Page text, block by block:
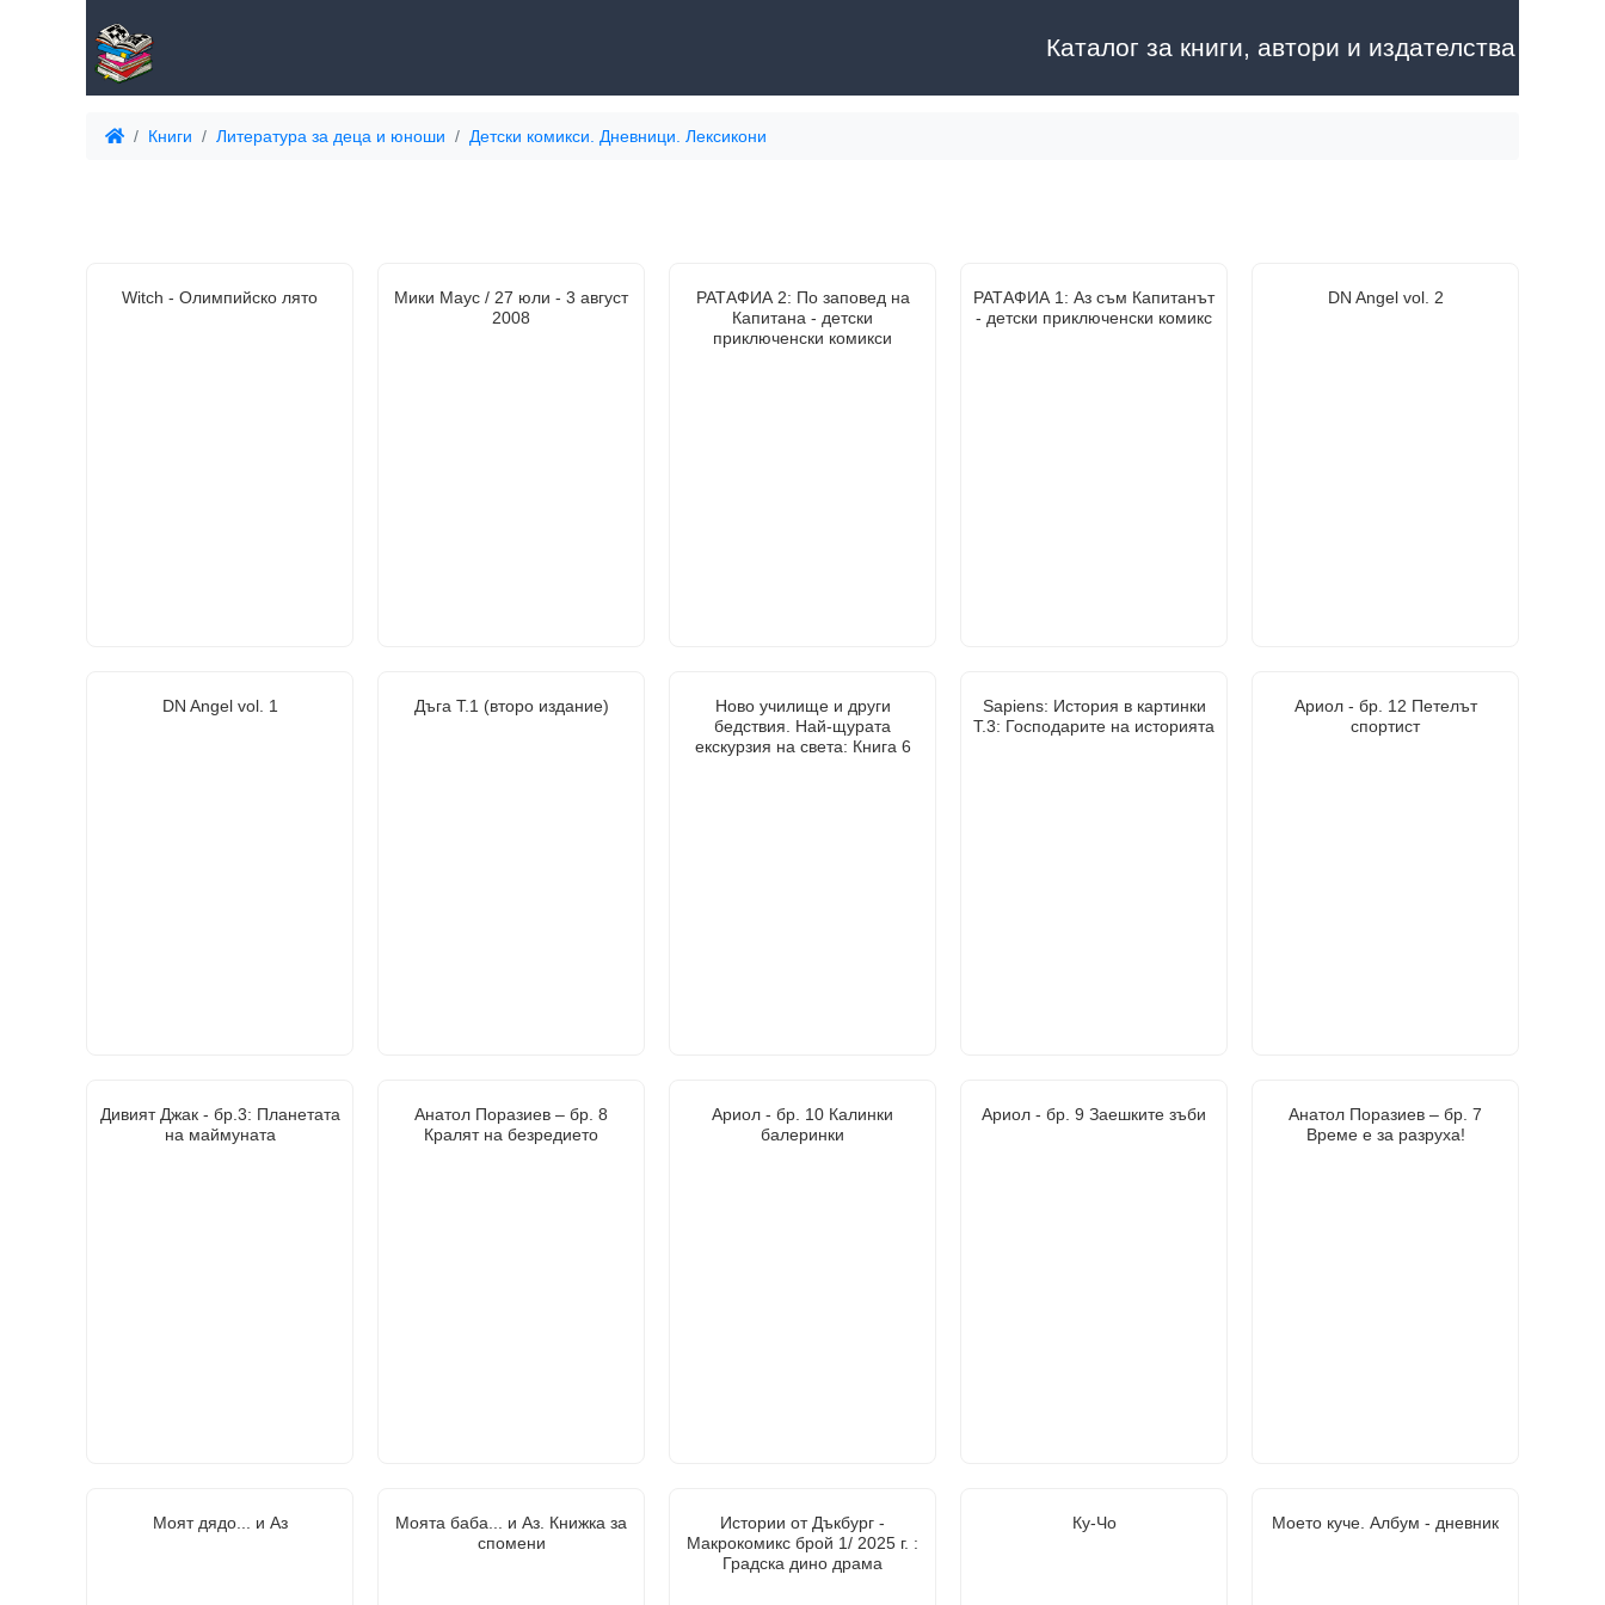
Каталог за книги, автори и издателства
Книги Литература за деца и юноши Детски комикси. Дневници. Лексикони
Witch - Олимпийско лято
Мики Маус / 27 юли - 3 август
2008
РАТАФИА 2: По заповед на
Капитана - детски
приключенски комикси
РАТАФИА 1: Аз съм Капитанът
- детски приключенски комикс
DN Angel vol. 2
DN Angel vol. 1 Дъга Т.1 (второ издание)
Ново училище и други
бедствия. Най-щурата
екскурзия на света: Книга 6
Sapiens: История в картинки
Т.3: Господарите на историята
Ариол - бр. 12 Петелът
спортист
Дивият Джак - бр.3: Планетата
на маймуната
Анатол Поразиев – бр. 8
Кралят на безредието
Ариол - бр. 10 Калинки
балеринки
Ариол - бр. 9 Заешките зъби
Анатол Поразиев – бр. 7
Време е за разруха!
Моят дядо... и Аз
Моята баба... и Аз. Книжка за
спомени
Истории от Дъкбург -
Макрокомикс брой 1/ 2025 г. :
Градска дино драма
Ку-Чо Моето куче. Албум - дневник